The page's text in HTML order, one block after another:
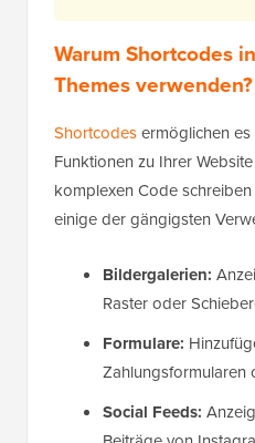
Warum Shortcodes
Themes verwenden?
Shortcodesermöglichen
Funktionen zu Ihrer
komplexen Code
einige der gängigsten
Bildergalerien:
Raster oder
Formulare:
Zahlungsformularen
Social Feeds: